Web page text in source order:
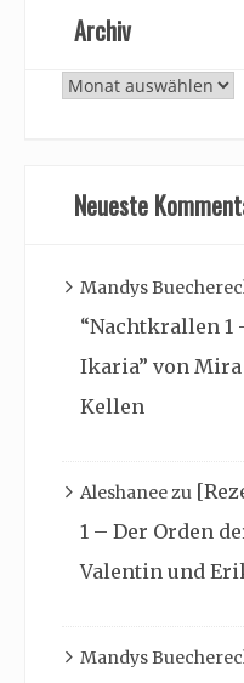
Archiv
Archiv
Neueste
Mandys
“Nachtkrallen 1
Ikaria” von
Kellen
Aleshaneezu
1 – Der Orden
Valentin und
Mandys